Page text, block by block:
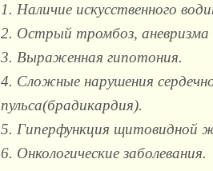
1. Наличие искусственного
2. Острый тромбоз, аневризма
3. Выраженная гипотония.
4. Сложные нарушения
пульса(брадикардия).
5. Гиперфункция щитовидной
6. Онкологические заболевания.